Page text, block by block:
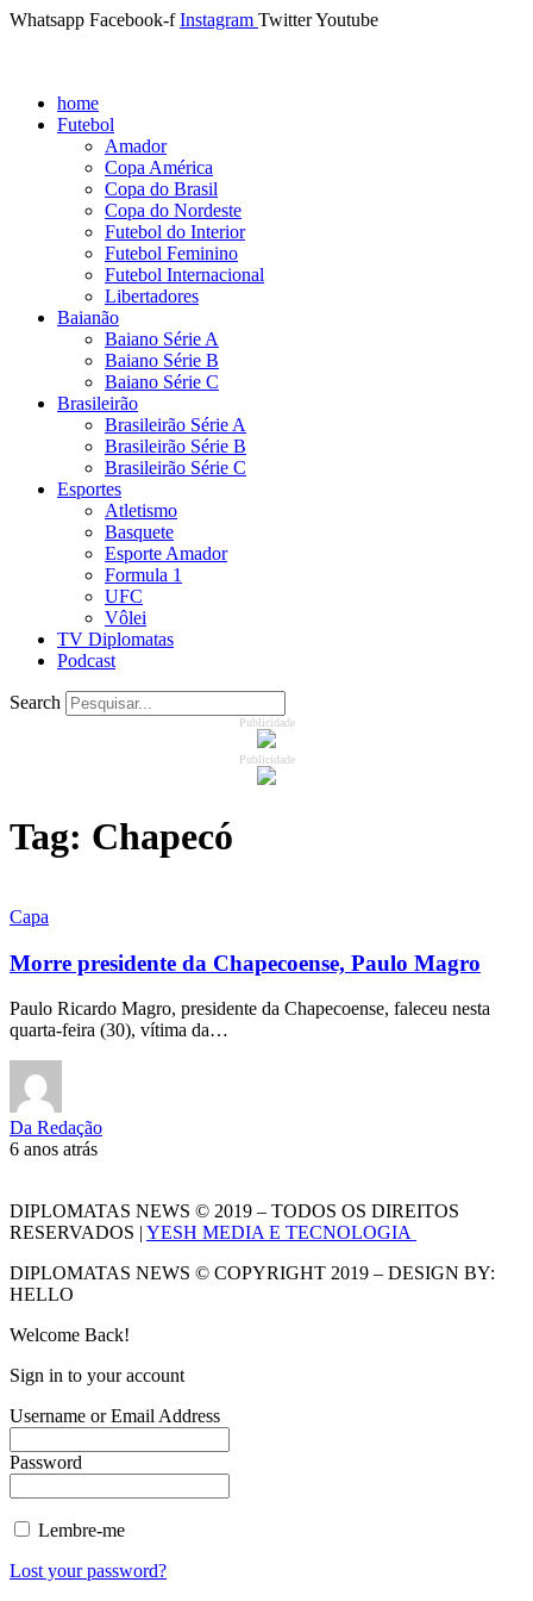
Whatsapp Facebook-f Instagram TwitterYoutube
home
Futebol
Amador
Copa América
Copa do Brasil
Copa do Nordeste
Futebol do Interior
Futebol Feminino
Futebol Internacional
Libertadores
Baianão
Baiano Série A
Baiano Série B
Baiano Série C
Brasileirão
Brasileirão Série A
Brasileirão Série B
Brasileirão Série C
Esportes
Atletismo
Basquete
Esporte Amador
Formula 1
UFC
Vôlei
TV Diplomatas
Podcast
Search
Publicidade
Publicidade
Tag: Chapecó
Capa
Morre presidente da Chapecoense, Paulo Magro
Paulo Ricardo Magro, presidente da Chapecoense, faleceu nesta
quarta-feira (30), vítima da…
Da Redação
6 anos atrás
DIPLOMATAS NEWS © 2019 – TODOS OS DIREITOS
RESERVADOS | YESH MEDIA E TECNOLOGIA
DIPLOMATAS NEWS © COPYRIGHT 2019 – DESIGN BY:
HELLO
Welcome Back!
Sign in to your account
Username or Email Address
Password
Lembre-me
Lost your password?